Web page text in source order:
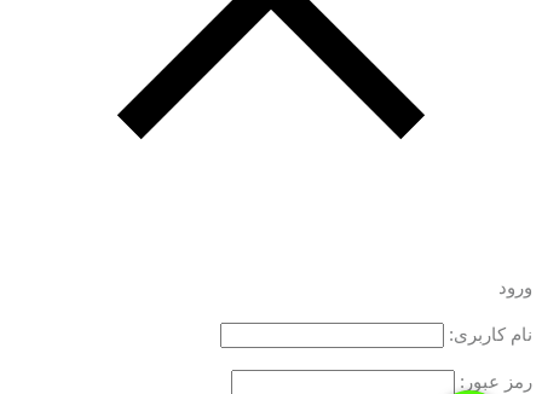
ورود
نام کاربری:
رمز عبور: